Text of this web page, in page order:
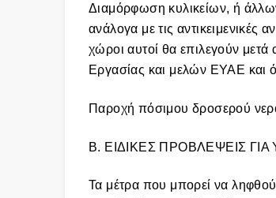
Διαμόρφωση κυλικείων, ή
ανάλογα με τις αντικειμενικές
χώροι αυτοί θα επιλεγούν μετά
Εργασίας και μελών ΕΥΑΕ
Παροχή πόσιμου δροσερού
B. ΕΙΔΙΚΕΣ ΠΡΟΒΛΕΨΕΙΣ ΓΙΑ
Τα μέτρα που μπορεί να